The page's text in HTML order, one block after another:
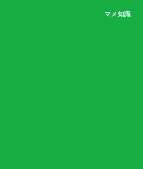
マメ知識